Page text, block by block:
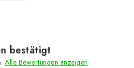
bestätigt
Alle Bewertungen anzeigen